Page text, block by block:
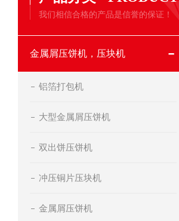
我们相信合格的产品是信誉的保证！
金属屑压饼机，压块机
铝箔打包机
大型金属屑压饼机
双出饼压饼机
冲压铜片压块机
金属屑压饼机